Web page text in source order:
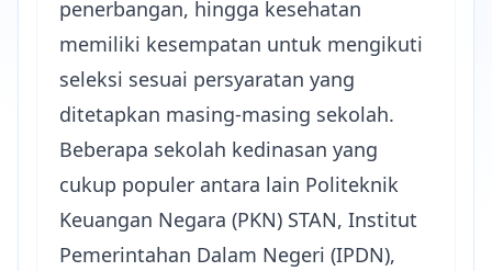
penerbangan, hingga kesehatan
memiliki kesempatan untuk mengikuti
seleksi sesuai persyaratan yang
ditetapkan masing-masing sekolah.
Beberapa sekolah kedinasan yang
cukup populer antara lain Politeknik
Keuangan Negara (PKN) STAN, Institut
Pemerintahan Dalam Negeri (IPDN),